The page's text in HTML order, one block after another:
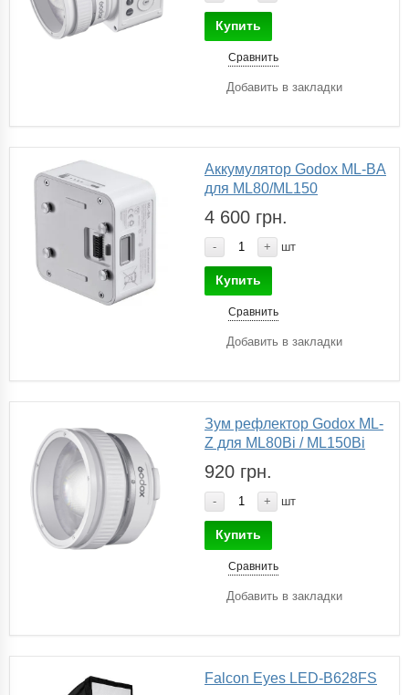
Купить
Сравнить
Добавить в закладки
Аккумулятор Godox ML-BA
для ML80/ML150
4 600 грн.
- + шт
Купить
Сравнить
Добавить в закладки
Зум рефлектор Godox ML-
Z для ML80Bi / ML150Bi
920 грн.
- + шт
Купить
Сравнить
Добавить в закладки
Falcon Eyes LED-B628FS